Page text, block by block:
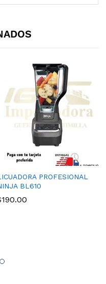
PROFESIONAL
BL610
190.00